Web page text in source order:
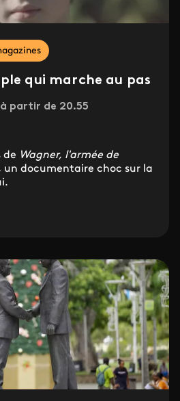
qui marche au pas
partir de 20.55
de Wagner, l'armée de
un documentaire choc sur la